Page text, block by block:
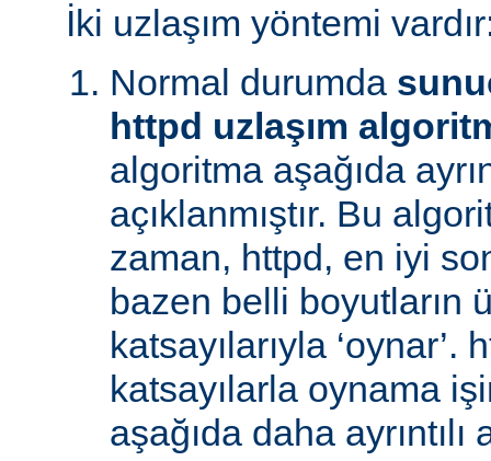
İki uzlaşım yöntemi
Normal durumda
httpd uzlaşım
algoritma aşağıda
açıklanmıştır. Bu
zaman, httpd, en iyi
bazen belli boyutların
katsayılarıyla ‘oynar’.
katsayılarla oynama
aşağıda daha ayrıntılı